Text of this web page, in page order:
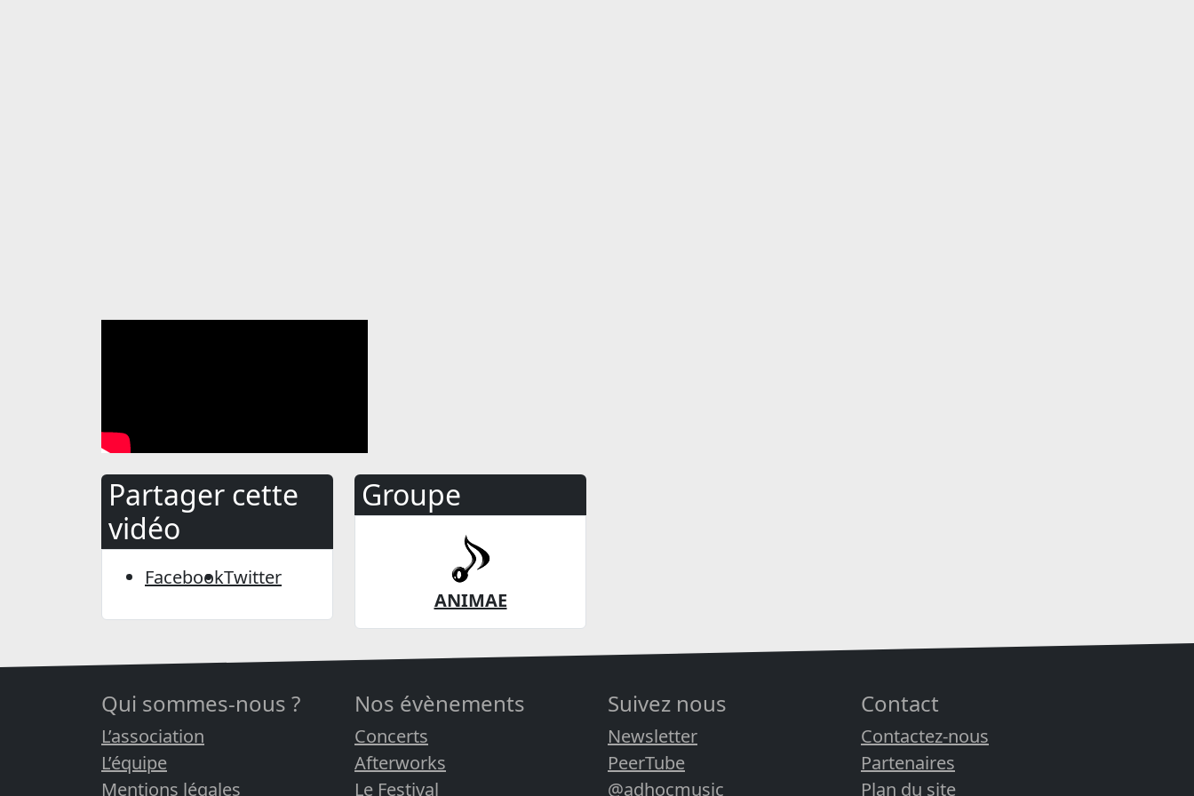
Partager cette
vidéo
FacebookTwitter
Groupe
ANIMAE
Qui sommes-nous ?
L’association
L’équipe
Mentions légales
Nos évènements
Concerts
Afterworks
Le Festival
Suivez nous
Newsletter
PeerTube
@adhocmusic
Contact
Contactez-nous
Partenaires
Plan du site